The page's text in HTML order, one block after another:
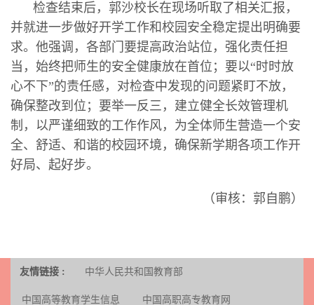
检查结束后，郭沙校长在现场听取了相关汇报，
并就进一步做好开学工作和校园安全稳定提出明确要
求。他强调，各部门要提高政治站位，强化责任担
当，始终把师生的安全健康放在首位；要以“时时放
心不下”的责任感，对检查中发现的问题紧盯不放，
确保整改到位；要举一反三，建立健全长效管理机
制，以严谨细致的工作作风，为全体师生营造一个安
全、舒适、和谐的校园环境，确保新学期各项工作开
好局、起好步。
（审核：郭自鹏）
友情链接 : 中华人民共和国教育部
中国高等教育学生信息 中国高职高专教育网